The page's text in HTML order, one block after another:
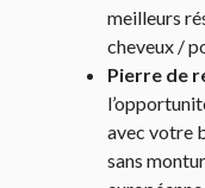
meilleurs
cheveux /
Pierre de
avec votre
sans